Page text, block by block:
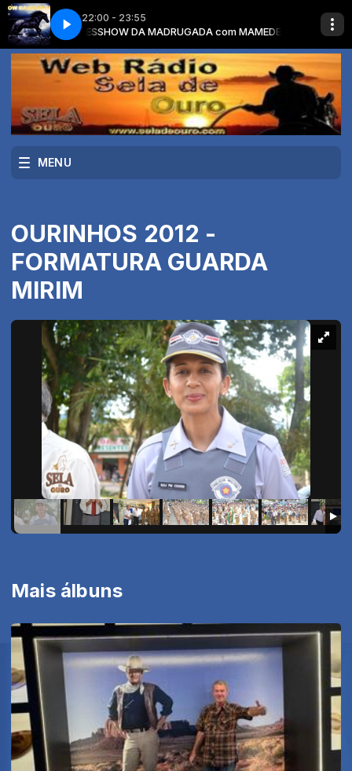
22:00 - 23:55
LOPESSHOW DA MADRUGADA com MAMEDE LOPES
VERDADE VINHETA 2019 - MUSICA DE VERDADE
MENU
OURINHOS 2012 -
FORMATURA GUARDA
MIRIM
Mais álbuns